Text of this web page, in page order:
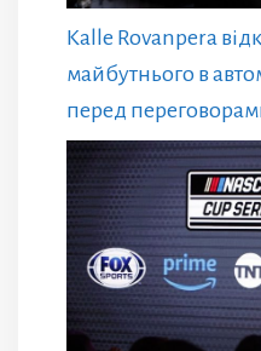
Kalle Rovanpera
майбутнього в
перед